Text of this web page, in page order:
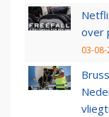
over
03-